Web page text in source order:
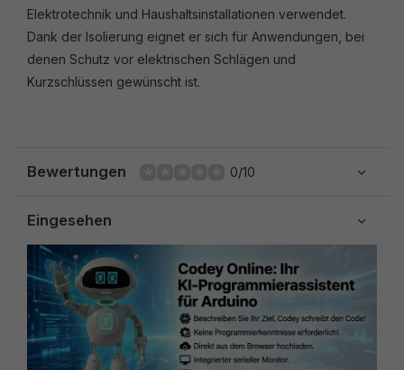
Elektrotechnik und Haushaltsinstallationen verwendet.
Dank der Isolierung eignet er sich für Anwendungen, bei
denen Schutz vor elektrischen Schlägen und
Kurzschlüssen gewünscht ist.
Bewertungen 0/10
Eingesehen